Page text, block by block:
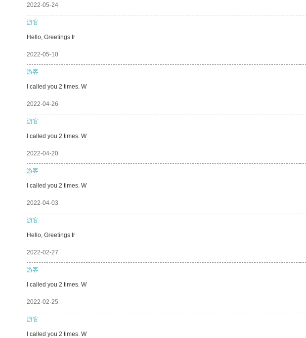
2022-05-24
游客
Hello, Greetings fr
2022-05-10
游客
I called you 2 times. W
2022-04-26
游客
I called you 2 times. W
2022-04-20
游客
I called you 2 times. W
2022-04-03
游客
Hello, Greetings fr
2022-02-27
游客
I called you 2 times. W
2022-02-25
游客
I called you 2 times. W